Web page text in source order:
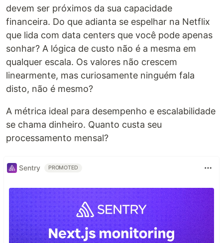
devem ser próximos da sua capacidade
financeira. Do que adianta se espelhar na Netflix
que lida com data centers que você pode apenas
sonhar? A lógica de custo não é a mesma em
qualquer escala. Os valores não crescem
linearmente, mas curiosamente ninguém fala
disto, não é mesmo?
A métrica ideal para desempenho e escalabilidade
se chama dinheiro. Quanto custa seu
processamento mensal?
Sentry PROMOTED